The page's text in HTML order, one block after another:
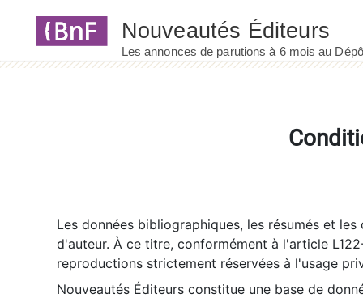
Les données bibliographiques, les résumés et
d'auteur. À ce titre, conformément à l'article
reproductions strictement réservées à l'usage
Nouveautés Éditeurs constitue une base de